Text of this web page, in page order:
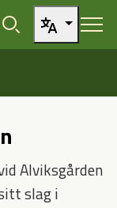
Alviksgården
slag i